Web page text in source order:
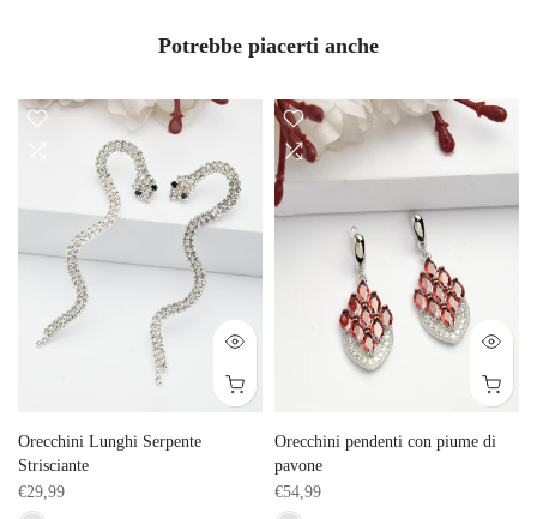
Potrebbe piacerti anche
Orecchini Lunghi Serpente
Strisciante
€29,99
Orecchini pendenti con piume di
pavone
€54,99